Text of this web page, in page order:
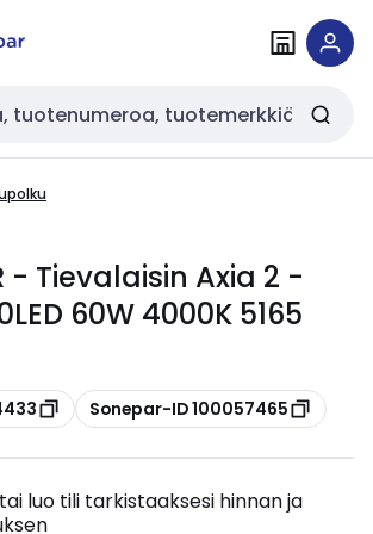
- Tievalaisin Axia 2 -
60W 4000K 5165
Kopioi
Sonepar-ID 100057465
luo tili tarkistaaksesi hinnan ja